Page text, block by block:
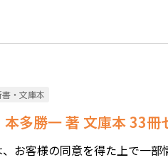
書・文庫本
多勝一 著 文庫本 33冊
お客様の同意を得た上で一